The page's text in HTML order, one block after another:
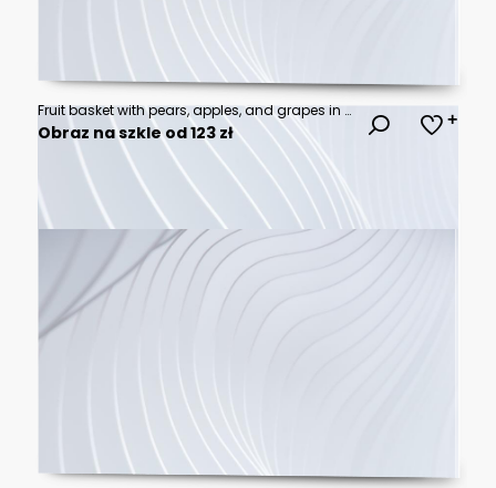
Fruit basket with pears, apples, and grapes in vintage style
Obraz na szkle od 123 zł